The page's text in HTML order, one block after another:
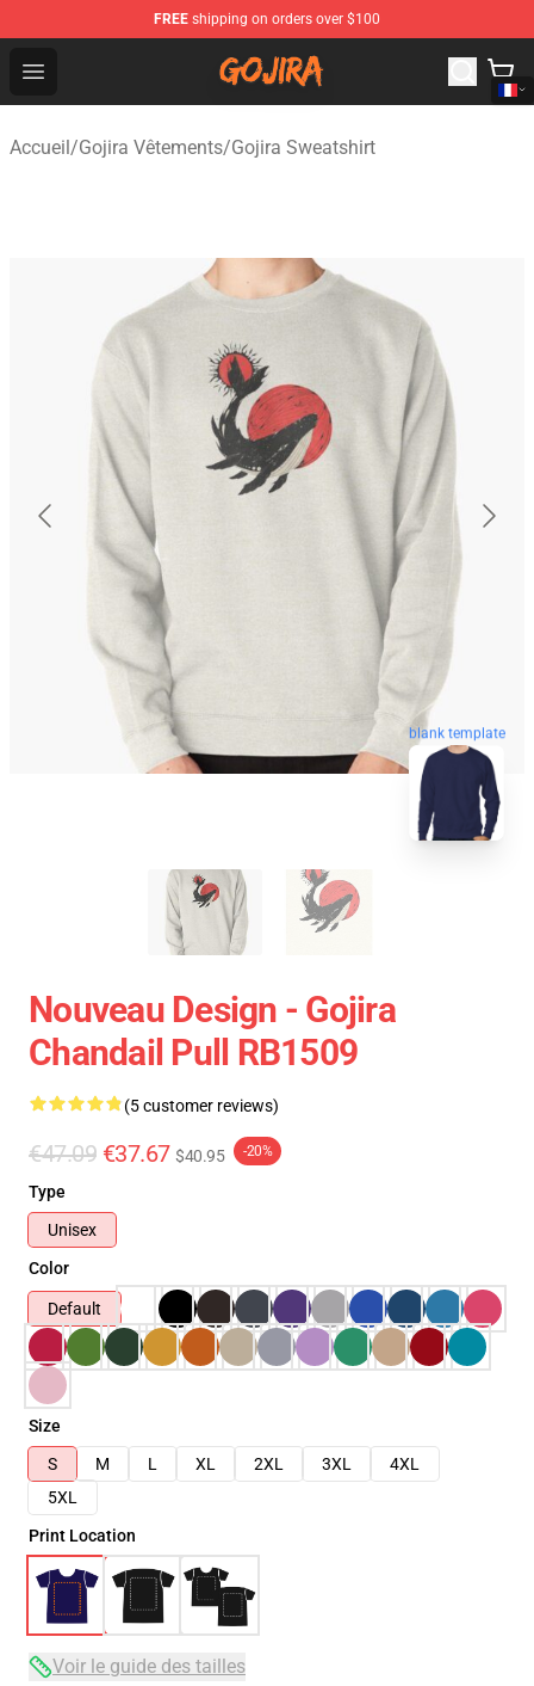
FREE shipping on orders over $100
Open menu
Gojira Shop - Official Gojira Merchandise Store
Accueil/Gojira Vêtements/Gojira Sweatshirt
blank template
Nouveau Design - Gojira
Chandail Pull RB1509
(5 customer reviews)
€47.09 €37.67 $40.95 -20%
Type
Unisex
Color
Default
Size
S
M L XL 2XL 3XL
4XL
5XL
Print Location
Voir le guide des tailles